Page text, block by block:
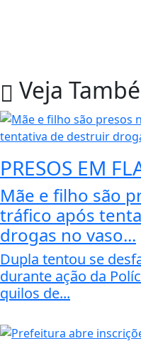
Veja
PRESOS EM
Mãe e filho são
tráfico após
drogas no vaso...
Dupla tentou se
durante ação da
quilos de...